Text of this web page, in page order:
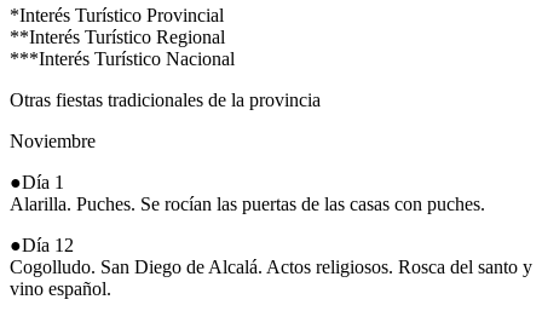
*Interés Turístico Provincial
**Interés Turístico Regional
***Interés Turístico Nacional
Otras fiestas tradicionales de la provincia
Noviembre
●Día 1
Alarilla. Puches. Se rocían las puertas de las casas con puches.
●Día 12
Cogolludo. San Diego de Alcalá. Actos religiosos. Rosca del santo y
vino español.